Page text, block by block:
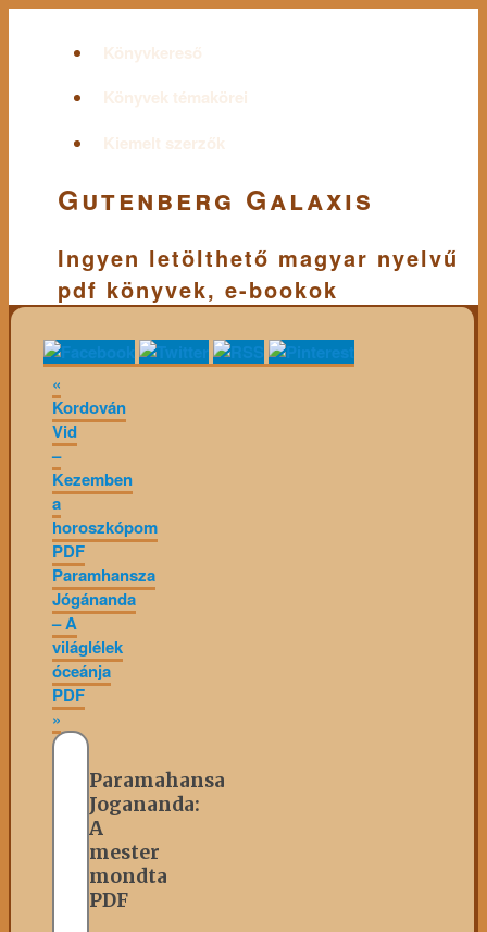
Könyvkereső
Könyvek témakörei
Kiemelt szerzők
Gutenberg Galaxis
Ingyen letölthető magyar nyelvű
pdf könyvek, e-bookok
«
Kordován
Vid
–
Kezemben
a
horoszkópom
PDF
Paramhansza
Jógánanda
– A
világlélek
óceánja
PDF
»
Paramahansa
Jogananda:
A
mester
mondta
PDF